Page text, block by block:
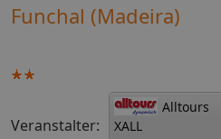
Funchal (Madeira)
Veranstalter:
Alltours
XALL